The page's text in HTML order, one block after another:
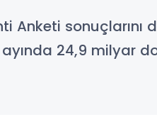
Anketi sonuçlarını
ayında 24,9 milyar